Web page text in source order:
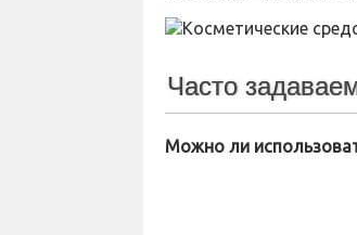
Часто
Можно ли